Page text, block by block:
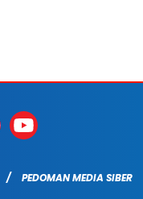
PEDOMAN MEDIA SIBER